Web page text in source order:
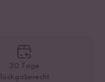
30 Tage
Rückgaberecht